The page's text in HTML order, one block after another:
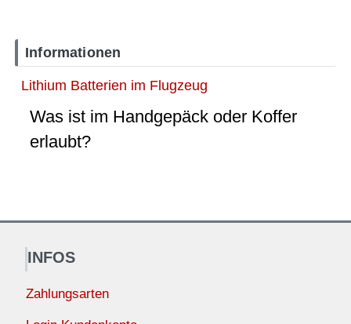
Informationen
Lithium Batterien im Flugzeug
Was ist im Handgepäck oder Koffer
erlaubt?
INFOS
Zahlungsarten